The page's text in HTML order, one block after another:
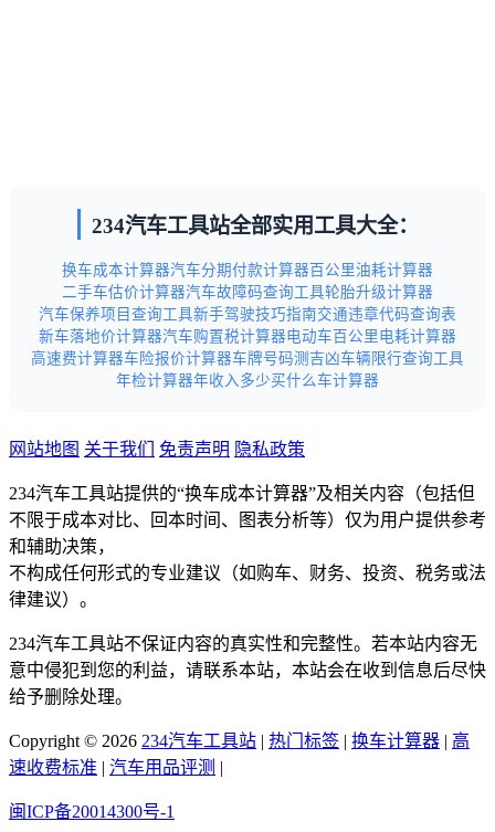
234汽车工具站全部实用工具大全：
换车成本计算器汽车分期付款计算器百公里油耗计算器
二手车估价计算器汽车故障码查询工具轮胎升级计算器
汽车保养项目查询工具新手驾驶技巧指南交通违章代码查询表
新车落地价计算器汽车购置税计算器电动车百公里电耗计算器
高速费计算器车险报价计算器车牌号码测吉凶车辆限行查询工具
年检计算器年收入多少买什么车计算器
网站地图 关于我们 免责声明 隐私政策
234汽车工具站提供的“换车成本计算器”及相关内容（包括但
不限于成本对比、回本时间、图表分析等）仅为用户提供参考
和辅助决策，
不构成任何形式的专业建议（如购车、财务、投资、税务或法
律建议）。
234汽车工具站不保证内容的真实性和完整性。若本站内容无
意中侵犯到您的利益，请联系本站，本站会在收到信息后尽快
给予删除处理。
Copyright © 2026 234汽车工具站 | 热门标签 | 换车计算器 | 高
速收费标准 | 汽车用品评测 |
闽ICP备20014300号-1